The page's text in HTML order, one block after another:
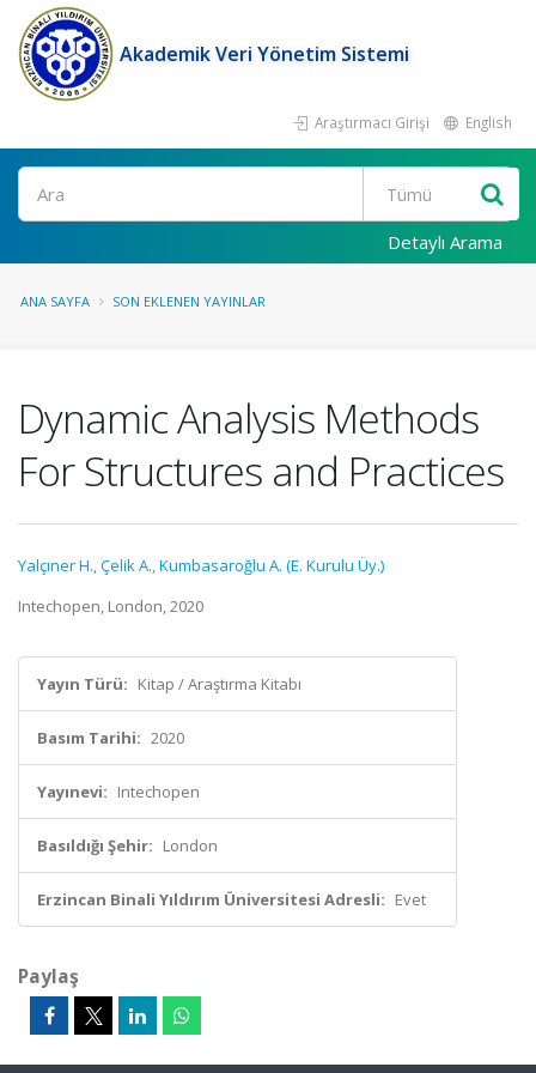
Akademik Veri Yönetim Sistemi
Araştırmacı Girişi English
Ara
Detaylı Arama
ANA SAYFA SON EKLENEN YAYINLAR
Dynamic Analysis Methods
For Structures and Practices
Yalçıner H.,Çelik A.,Kumbasaroğlu A. (E. Kurulu Üy.)
Intechopen, London, 2020
Yayın Türü: Kitap / Araştırma Kitabı
Basım Tarihi: 2020
Yayınevi: Intechopen
Basıldığı Şehir: London
Erzincan Binali Yıldırım Üniversitesi Adresli: Evet
Paylaş